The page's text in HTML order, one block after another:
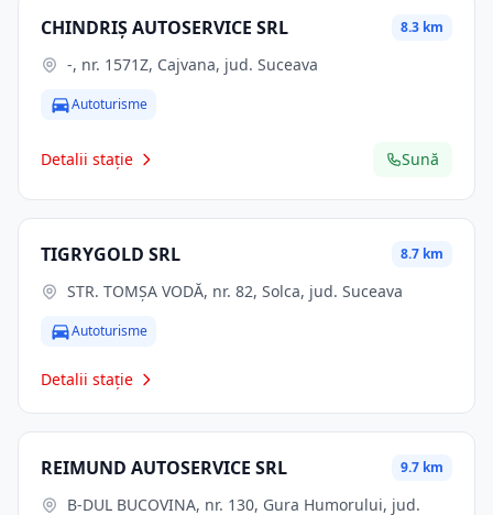
CHINDRIȘ AUTOSERVICE SRL 8.3 km
-, nr. 1571Z, Cajvana, jud. Suceava
Autoturisme
Detalii stație Sună
TIGRYGOLD SRL 8.7 km
STR. TOMŞA VODĂ, nr. 82, Solca, jud. Suceava
Autoturisme
Detalii stație
REIMUND AUTOSERVICE SRL 9.7 km